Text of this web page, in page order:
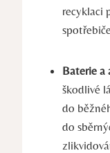
recyklaci
Baterie a
škodlivé
do
do